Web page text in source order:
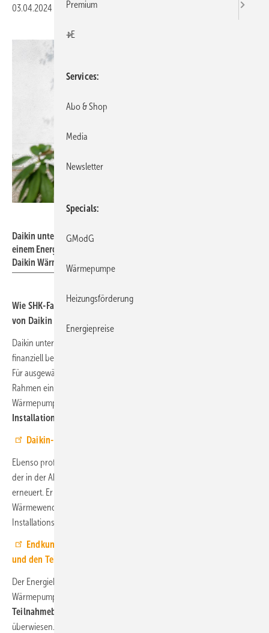
03.04.2024 Druckvorschau
Daikin unterstützt das Fachhandwerk und die Endkunden mit
einem Energiebonus beim Heizungstausch mit einer modernen
Daikin Wärmepumpe.
Wie SHK-Fachbetriebe und Hausbesitzer mit einer Wärmepumpe
von Daikin Energiebonus erhalten.
Daikin unterstützt das Fachhandwerk als auch die Endkunden
finanziell beim Heizungstausch mit dem Daikin Energiebonus 2024:
Für ausgewählte, zwischen dem 4. März und 30. November 2024 im
Rahmen einer Eigenheimsanierung in Betrieb genommenen
Wärmepumpe aus der Daikin Altherma-3-Serie
Installationsfachbetriebe eine gestaffelte Bonuszahlung
Daikin-Fachpartner registrieren sich hier für Energiebonus
Ebenso profitiert der Hauseigentümer, der seine alte Heizung mit einer
der in der Aktion gelisteten Daikin Altherma 3 Wärmepumpen
erneuert. Er bekommt
Wärmewende im Heizungskeller zu stärken und den Einsatz der
Installationsbetriebe anzuerkennen.
Endkunden: Informationen zum Daikin Energiebonus 2024
und den Teilnahmebedingen
Der Energiebonus wird von Daikin nach erfolgter Inbetriebnahme der
Wärmepumpe und nach Einhaltung der erforderlichen
Teilnahmebedingung
überwiesen. Der ausführende
Premium
+E
Services
Abo & Shop
Media
Newsletter
Specials
GModG
Wärmepumpe
Heizungsförderung
Energiepreise